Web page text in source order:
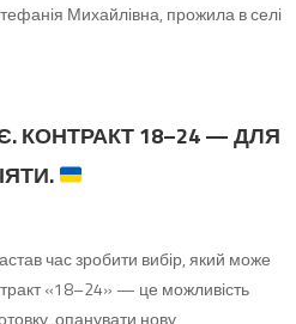
Михайлівна, прожила в селі
бо «ще руки […]
КОНТРАКТ 18–24 — ДЛЯ
час зробити вибір, який може
«18–24» — це можливість
опанувати нову